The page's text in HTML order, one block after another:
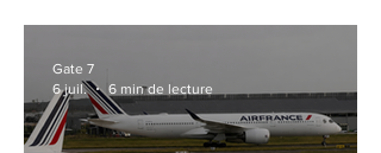
Gate 7
6 juil.
6 min de lecture